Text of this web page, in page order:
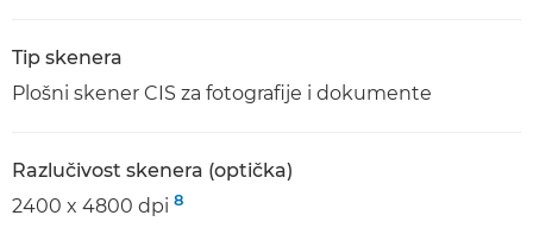
Tip skenera
Plošni skener CIS za fotografije i dokumente
Razlučivost skenera (optička)
2400 x 4800 dpi 8